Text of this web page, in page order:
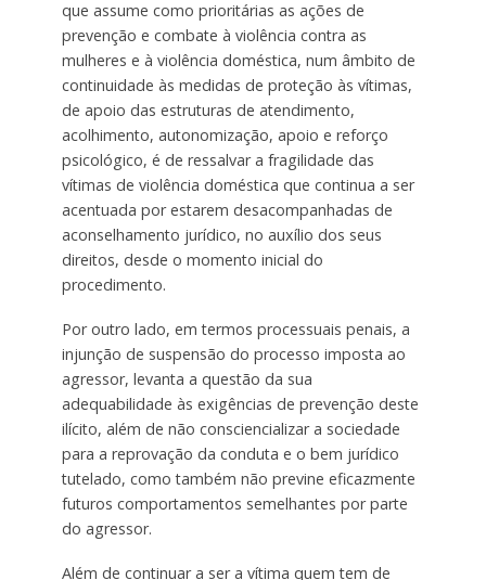
que assume como prioritárias as ações de
prevenção e combate à violência contra as
mulheres e à violência doméstica, num âmbito de
continuidade às medidas de proteção às vítimas,
de apoio das estruturas de atendimento,
acolhimento, autonomização, apoio e reforço
psicológico, é de ressalvar a fragilidade das
vítimas de violência doméstica que continua a ser
acentuada por estarem desacompanhadas de
aconselhamento jurídico, no auxílio dos seus
direitos, desde o momento inicial do
procedimento.
Por outro lado, em termos processuais penais, a
injunção de suspensão do processo imposta ao
agressor, levanta a questão da sua
adequabilidade às exigências de prevenção deste
ilícito, além de não consciencializar a sociedade
para a reprovação da conduta e o bem jurídico
tutelado, como também não previne eficazmente
futuros comportamentos semelhantes por parte
do agressor.
Além de continuar a ser a vítima quem tem de